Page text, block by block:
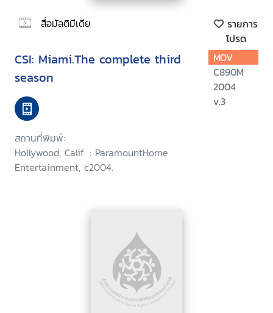
สื่อมัลติมีเดีย
รายการ
โปรด
CSI: Miami.The complete third
season
สถานที่พิมพ์:
Hollywood, Calif. : ParamountHome
Entertainment, c2004.
MOV
C890M
2004
v.3